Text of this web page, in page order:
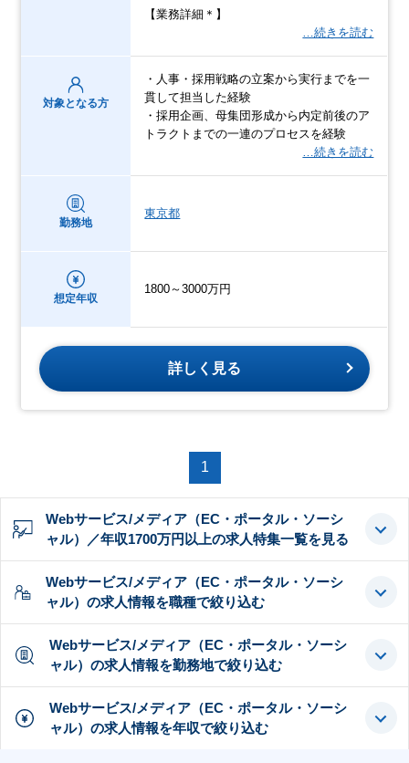
【業務詳細＊】
…続きを読む
対象となる方
・人事・採用戦略の立案から実行までを一
貫して担当した経験
・採用企画、母集団形成から内定前後のア
トラクトまでの一連のプロセスを経験
…続きを読む
勤務地
東京都
想定年収
1800～3000万円
詳しく見る
1
Webサービス/メディア（EC・ポータル・ソーシ
ャル）／年収1700万円以上の求人特集一覧を見る
Webサービス/メディア（EC・ポータル・ソーシ
ャル）の求人情報を職種で絞り込む
Webサービス/メディア（EC・ポータル・ソーシ
ャル）の求人情報を勤務地で絞り込む
Webサービス/メディア（EC・ポータル・ソーシ
ャル）の求人情報を年収で絞り込む